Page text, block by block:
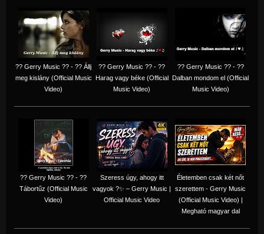
?? Gerry Music ?? - ?? Állj
meg kislány (Official Music
Video)
?? Gerry Music ?? - ??
Harag vagy béke (Official
Music Video)
?? Gerry Music ?? - ??
Dalban mondom el (Official
Music Video)
?? Gerry Music ?? - ??
Tábortűz (Official Music
Video)
Szeress úgy, ahogy itt
vagyok ?✨ – Gerry Music |
Official Music Video
Életemben csak két nőt
szerettem - Gerry Music
(Official Music Video) |
Megható magyar dal